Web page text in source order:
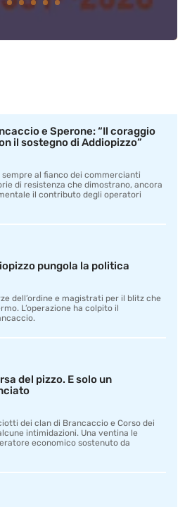
e Sperone: “Il coraggio
il sostegno di Addiopizzo”
sempre al fianco dei commercianti
di resistenza che dimostrano, ancora
il contributo degli operatori
pungola la politica
dell’ordine e magistrati per il blitz che
L’operazione ha colpito il
del pizzo. E solo un
dei clan di Brancaccio e Corso dei
intimidazioni. Una ventina le
economico sostenuto da